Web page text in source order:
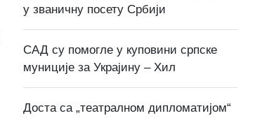
у званичну посету Србији
САД су помогле у куповини српске
муниције за Украјину – Хил
Доста са „театралном дипломатијом“